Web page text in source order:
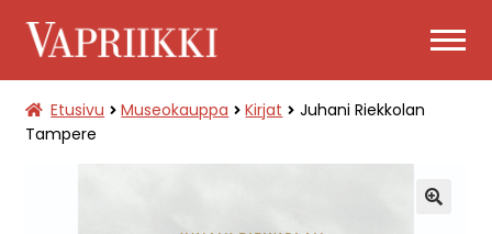
Siirry
navigointiin
Siirry
sisältöön
PÄÄSYLIPUT
ALEMMAN
Etusivu Museokauppa Kirjat
Juhani Riekkolan
Tampere